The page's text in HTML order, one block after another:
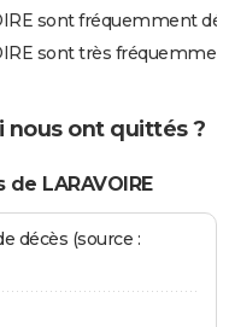
sont fréquemment
sont très
nous ont quittés ?
LARAVOIRE
décès (source :